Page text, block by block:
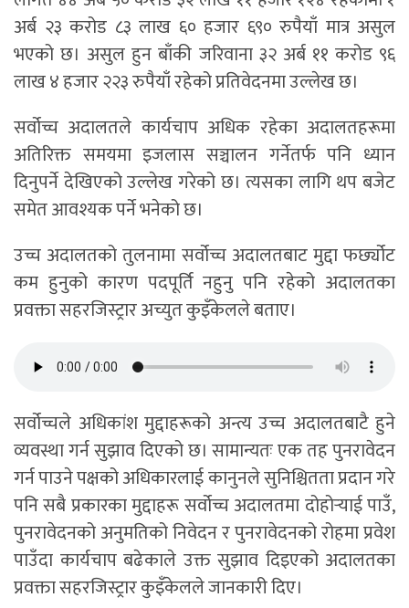
अर्ब २३ करोड ८३ लाख ६० हजार ६९० रुपैयाँ मात्र असुल
भएको छ। असुल हुन बाँकी जरिवाना ३२ अर्ब ११ करोड ९६
लाख ४ हजार २२३ रुपैयाँ रहेको प्रतिवेदनमा उल्लेख छ।
सर्वोच्च अदालतले कार्यचाप अधिक रहेका अदालतहरूमा
अतिरिक्त समयमा इजलास सञ्चालन गर्नेतर्फ पनि ध्यान
दिनुपर्ने देखिएको उल्लेख गरेको छ। त्यसका लागि थप बजेट
समेत आवश्यक पर्ने भनेको छ।
उच्च अदालतको तुलनामा सर्वोच्च अदालतबाट मुद्दा फर्छ्योट
कम हुनुको कारण पदपूर्ति नहुनु पनि रहेको अदालतका
प्रवक्ता सहरजिस्ट्रार अच्युत कुइँकेलले बताए।
सर्वोच्चले अधिकांश मुद्दाहरूको अन्त्य उच्च अदालतबाटै हुने
व्यवस्था गर्न सुझाव दिएको छ। सामान्यतः एक तह पुनरावेदन
गर्न पाउने पक्षको अधिकारलाई कानुनले सुनिश्चितता प्रदान गरे
पनि सबै प्रकारका मुद्दाहरू सर्वोच्च अदालतमा दोहोर्‍याई पाउँ,
पुनरावेदनको अनुमतिको निवेदन र पुनरावेदनको रोहमा प्रवेश
पाउँदा कार्यचाप बढेकाले उक्त सुझाव दिइएको अदालतका
प्रवक्ता सहरजिस्ट्रार कुइँकेलले जानकारी दिए।